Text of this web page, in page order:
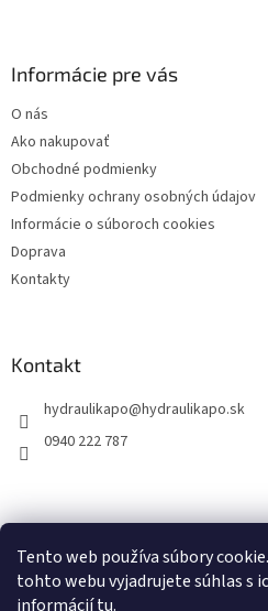
Tento web používa súbory
tohto webu vyjadrujete súhlas s
informáciítu.
Informácie pre vás
O nás
Ako nakupovať
Obchodné podmienky
Podmienky ochrany osobných údajov
Informácie o súboroch cookies
Doprava
Kontakty
Kontakt
hydraulikapo@hydraulikapo.sk
0940 222 787